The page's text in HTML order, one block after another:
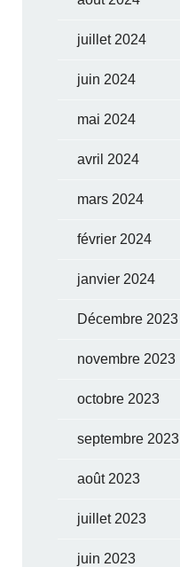
juillet 2024
juin 2024
mai 2024
avril 2024
mars 2024
février 2024
janvier 2024
Décembre 2023
novembre 2023
octobre 2023
septembre 2023
août 2023
juillet 2023
juin 2023